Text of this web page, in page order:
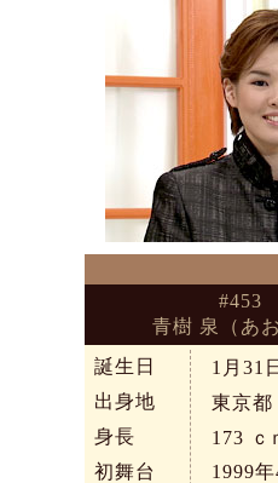
#453
青樹 泉（あ
誕生日
1月31日
出身地
東京都
身長
173 ｃ
初舞台
1999年